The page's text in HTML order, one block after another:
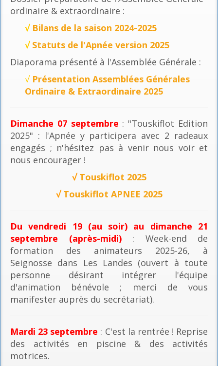
ordinaire & extraordinaire :
√ Bilans de la saison 2024-2025
√ Statuts de l'Apnée version 2025
Diaporama présenté à l'Assemblée Générale :
√ Présentation Assemblées Générales
Ordinaire & Extraordinaire 2025
Dimanche 07 septembre : "Touskiflot Edition
2025" : l'Apnée y participera avec 2 radeaux
engagés ; n'hésitez pas à venir nous voir et
nous encourager !
√ Touskiflot 2025
√ Touskiflot APNEE 2025
Du vendredi 19 (au soir) au dimanche 21
septembre (après-midi): Week-end de
formation des animateurs 2025-26, à
Seignosse dans Les Landes (ouvert à toute
personne désirant intégrer l'équipe
d'animation bénévole ; merci de vous
manifester auprès du secrétariat).
Mardi 23 septembre : C'est la rentrée ! Reprise
des activités en piscine & des activités
motrices.